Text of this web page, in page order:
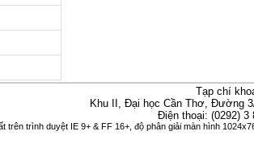
Tạp chí
Khu II, Đại học Cần Thơ, Đường
Điện thoại: (0292)
trên trình duyệt IE 9+ & FF 16+, độ phân giải màn hình